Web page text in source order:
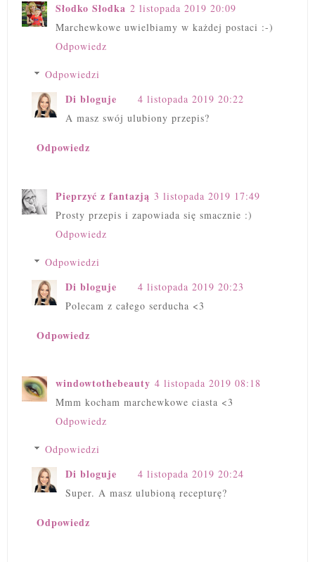
Słodko Słodka 2 listopada 2019 20:09
Marchewkowe uwielbiamy w każdej postaci :-)
Odpowiedz
Odpowiedzi
Di bloguje
4 listopada 2019 20:22
A masz swój ulubiony przepis?
Odpowiedz
Pieprzyć z fantazją 3 listopada 2019 17:49
Prosty przepis i zapowiada się smacznie :)
Odpowiedz
Odpowiedzi
Di bloguje
4 listopada 2019 20:23
Polecam z całego serducha <3
Odpowiedz
windowtothebeauty 4 listopada 2019 08:18
Mmm kocham marchewkowe ciasta <3
Odpowiedz
Odpowiedzi
Di bloguje
4 listopada 2019 20:24
Super. A masz ulubioną recepturę?
Odpowiedz